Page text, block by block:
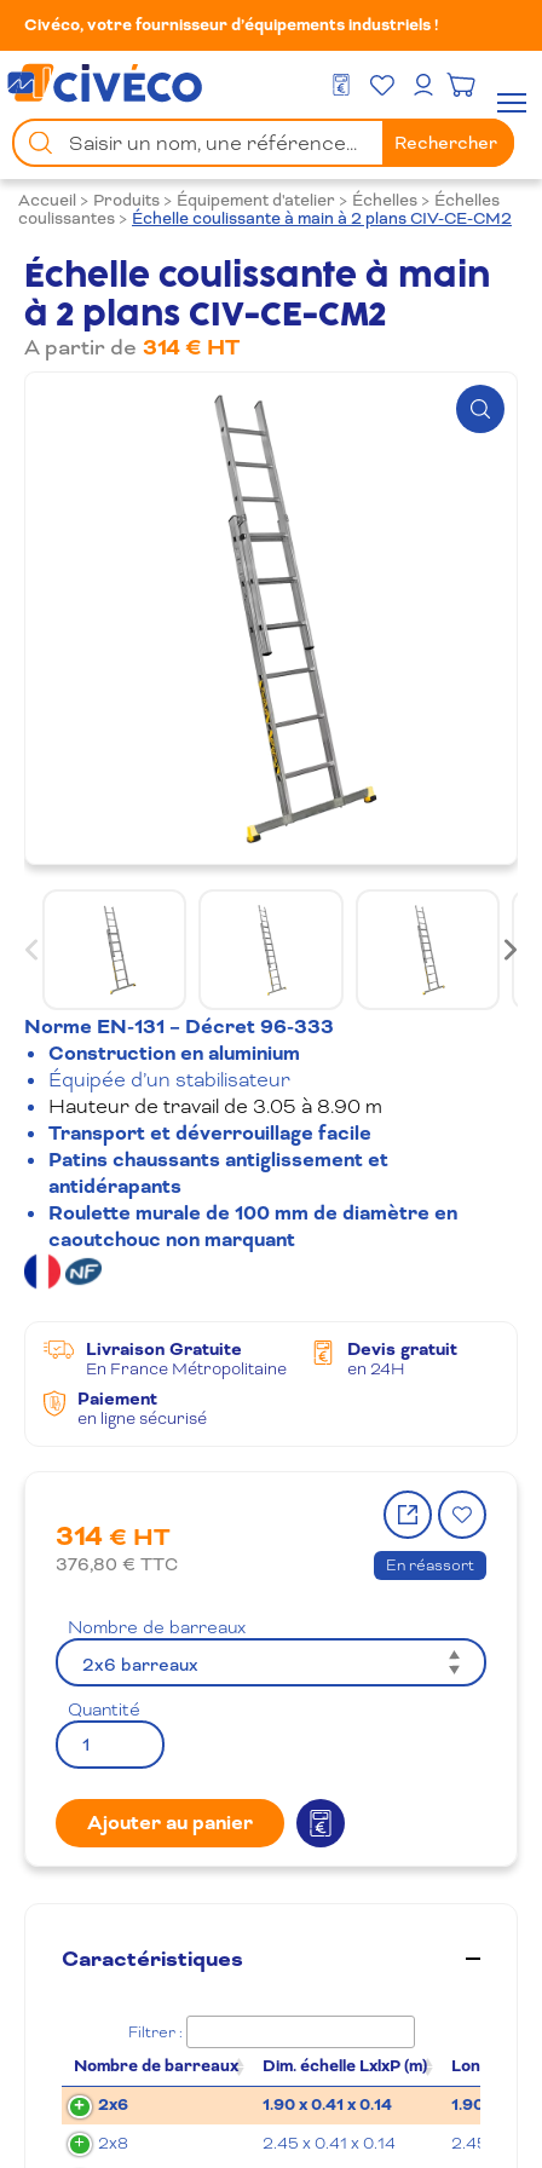
Civéco, votre fournisseur d’équipements industriels !
DEVIS GRATUIT
Mes FavorisMon compte
Chercher
un
produit
Rechercher
Accueil > Produits > Équipement d'atelier > Échelles > Échelles
coulissantes > Échelle coulissante à main à 2 plans CIV-CE-CM2
Échelle coulissante à main
à 2 plans CIV-CE-CM2
A partir de 314 € HT
Zoom
Norme EN-131 – Décret 96-333
Construction enaluminium
Équipée d’un stabilisateur
Hauteur de travail de 3.05 à 8.90 m
Transport et déverrouillage facile
Patins chaussants antiglissement et
antidérapants
Roulette murale de 100 mm de diamètre en
caoutchouc non marquant
Livraison Gratuite
En France Métropolitaine
Devis gratuit
en 24H
Paiement
en ligne sécurisé
314€ HT
376,80 € TTC
Partager
le
produit
à
la
En réassort
Nombre de barreaux
Quantité
Ajouter au panier
Caractéristiques
Filtrer :
Nombre de barreaux Dim. échelle LxlxP (m)
Long.
2x6
1.90 x 0.41 x 0.14 1.90
2x8 2.45 x 0.41 x 0.14 2.45